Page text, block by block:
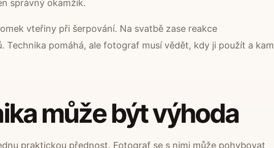
správný okamžik.
vteřiny při šerpování. Na svatbě zase reakce
Technika pomáhá, ale fotograf musí vědět, kdy ji použít a kam
může být výhoda
praktickou přednost. Fotograf se s nimi může pohybovat